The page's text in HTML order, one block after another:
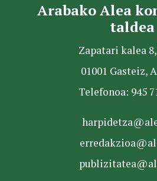
Arabako Alea
taldea
Zapatari kalea
01001 Gasteiz,
Telefonoa: 945